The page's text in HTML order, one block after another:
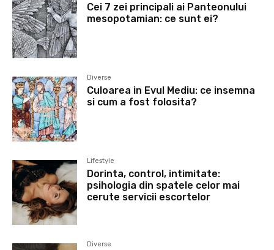
Cei 7 zei principali ai Panteonului
mesopotamian: ce sunt ei?
Diverse
Culoarea in Evul Mediu: ce insemna
si cum a fost folosita?
Lifestyle
Dorinta, control, intimitate:
psihologia din spatele celor mai
cerute servicii escortelor
Diverse